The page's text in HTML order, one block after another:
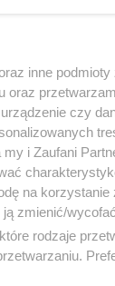
inne
oraz
czy
i Zaufani
na korzystanie
zmienić/
rodzaje